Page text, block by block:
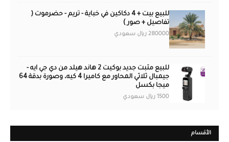
للبيع بيت + 4 دكاكين في خباية - تريم - حضرموت (
تفاصيل + صور )
280000 ريال سعودي
للبيع مثبت جديد بوكيت 2 هاند هيلد من دي جي ايه -
جيمبال ثلاثي المحاور مع كاميرا 4 كيه، وصورة بدقة 64
ميجا بكسل
1500 ريال سعودي
الأقسام